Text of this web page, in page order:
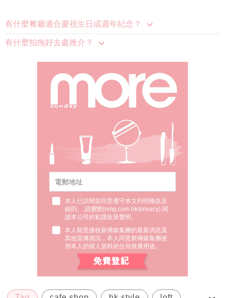
有什麼餐廳適合慶祝生日或週年紀念？
有什麼拍拖好去處推介？
細則。 請瀏覽(nmg.com.hk/privacy) 閱
讀本公司的私隱政策聲明。
其他宣傳資訊，本人同意新傳媒集團使
用本人的個人資料於任何推廣用途。
Tag cafe shop hk style loft